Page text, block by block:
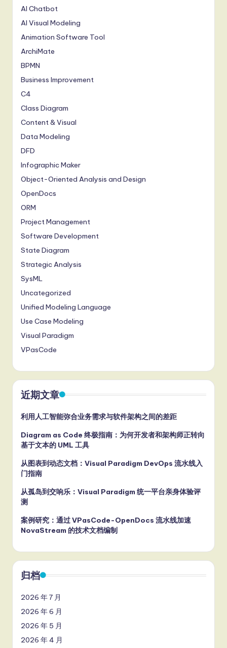
AI Chatbot
AI Visual Modeling
Animation Software Tool
ArchiMate
BPMN
Business Improvement
C4
Class Diagram
Content & Visual
Data Modeling
DFD
Infographic Maker
Object-Oriented Analysis and Design
OpenDocs
ORM
Project Management
Software Development
State Diagram
Strategic Analysis
SysML
Uncategorized
Unified Modeling Language
Use Case Modeling
Visual Paradigm
VPasCode
近期文章
利用人工智能弥合业务需求与软件架构之间的差距
Diagram as Code 终极指南：为何开发者和架构师正转向
基于文本的 UML 工具
从图表到动态文档：Visual Paradigm DevOps 流水线入
门指南
从孤岛到交响乐：Visual Paradigm 统一平台亲身体验评
测
案例研究：通过 VPasCode-OpenDocs 流水线加速
NovaStream 的技术文档编制
归档
2026 年 7 月
2026 年 6 月
2026 年 5 月
2026 年 4 月